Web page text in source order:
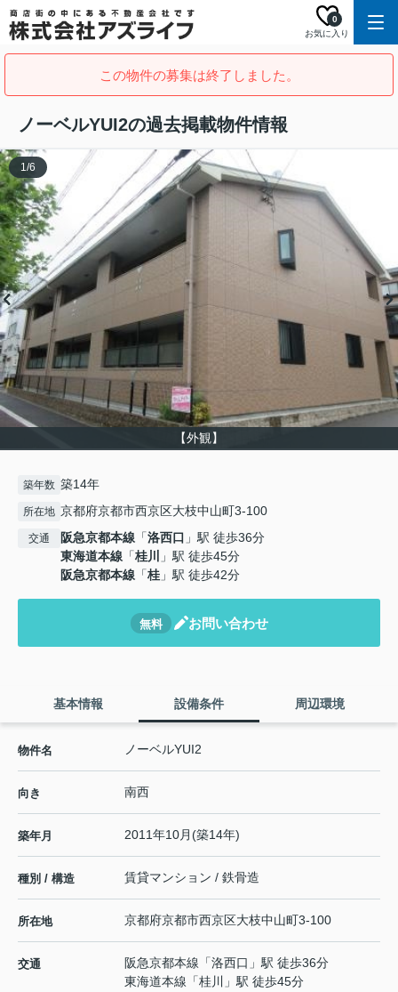
お気に入り
0
この物件の募集は終了しました。
ノーベルYUI2の過去掲載物件情報
【外観】
1/6
築年数 築14年
所在地 京都府京都市西京区大枝中山町3-100
交通 阪急京都本線 「洛西口 」駅 徒歩36分
東海道本線 「桂川
」駅 徒歩45分
阪急京都本線 「桂 」駅 徒歩42分
無料 お問い合わせ
基本情報 設備条件 周辺環境
物件名 ノーベルYUI2
向き 南西
築年月 2011年10月(築14年)
種別 / 構造 賃貸マンション / 鉄骨造
所在地 京都府京都市西京区大枝中山町3-100
交通 阪急京都本線 「洛西口 」駅 徒歩36分
東海道本線 「桂川
」駅 徒歩45分